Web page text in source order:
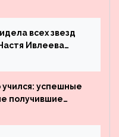
всех звезд
Ивлеева
и выложила
учился: успешные
получившие